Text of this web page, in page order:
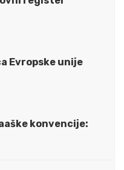
Evropske unije
konvencije: